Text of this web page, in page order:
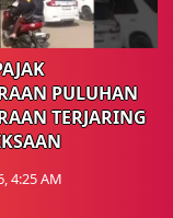
PULUHAN
TERJARING
4:25 AM